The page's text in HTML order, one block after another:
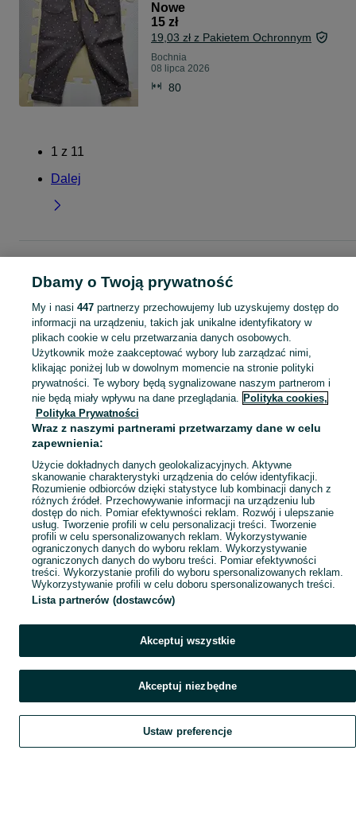
Nowe
15 zł
19,03 zł z Pakietem Ochronnym
Bochnia
08 lipca 2026
80
1 z 11
Dalej
Spodnie
Spodnie - Małopolskie Spodnie - Bochnia
KATEGORIA
garnitur dla dziewczynki,spodnie dzwony dla dziewczynki,strój Zobacz
Mapa kategorii
Mapa miejscowości
Mapa ministron
Szukaj Obserwujesz Dodaj Czat Konto
Dbamy o Twoją prywatność
My i nasi 447partnerzy przechowujemy lub uzyskujemy dostęp do
informacji na urządzeniu, takich jak unikalne identyfikatory w
plikach cookie w celu przetwarzania danych osobowych.
Użytkownik może zaakceptować wybory lub zarządzać nimi,
klikając poniżej lub w dowolnym momencie na stronie polityki
prywatności. Te wybory będą sygnalizowane naszym partnerom i
nie będą miały wpływu na dane przeglądania. Polityka cookies,
Polityka Prywatności
Wraz z naszymi partnerami przetwarzamy dane w celu
zapewnienia:
Użycie dokładnych danych geolokalizacyjnych. Aktywne
skanowanie charakterystyki urządzenia do celów identyfikacji.
Rozumienie odbiorców dzięki statystyce lub kombinacji danych z
różnych źródeł. Przechowywanie informacji na urządzeniu lub
dostęp do nich. Pomiar efektywności reklam. Rozwój i ulepszanie
usług. Tworzenie profili w celu personalizacji treści. Tworzenie
profili w celu spersonalizowanych reklam. Wykorzystywanie
ograniczonych danych do wyboru reklam. Wykorzystywanie
ograniczonych danych do wyboru treści. Pomiar efektywności
treści. Wykorzystanie profili do wyboru spersonalizowanych reklam.
Wykorzystywanie profili w celu doboru spersonalizowanych treści.
Lista partnerów (dostawców)
Akceptuj wszystkie
Akceptuj niezbędne
Ustaw preferencje